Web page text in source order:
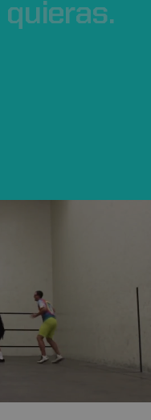
quieras.